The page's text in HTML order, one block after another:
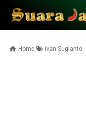
Home Ivan Sugianto